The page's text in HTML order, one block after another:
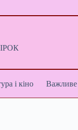
і кіно Важливе